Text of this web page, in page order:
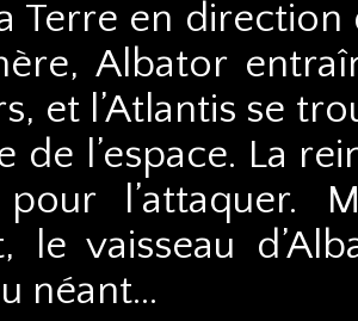
Terre en
Albator
et l’Atlantis se
de l’espace. La
pour
le vaisseau
néant…